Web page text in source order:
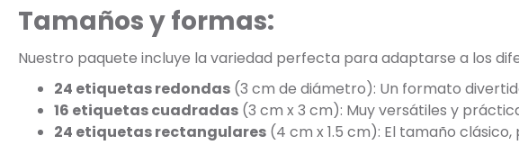
Tamaños y formas:
Nuestro paquete incluye la variedad perfecta para adaptarse a los
24 etiquetas redondas (3 cm de diámetro): Un formato
16 etiquetas cuadradas (3 cm x 3 cm): Muy versátiles y
24 etiquetas rectangulares (4 cm x 1.5 cm): El tamaño